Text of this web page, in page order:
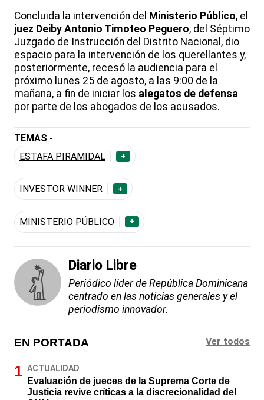
Concluida la intervención del Ministerio Público, el
juez Deiby Antonio Timoteo Peguero, del Séptimo
Juzgado de Instrucción del Distrito Nacional, dio
espacio para la intervención de los querellantes y,
posteriormente, recesó la audiencia para el
próximo lunes 25 de agosto, a las 9:00 de la
mañana, a fin de iniciar los alegatos de defensa
por parte de los abogados de los acusados.
TEMAS -
ESTAFA PIRAMIDAL
+
INVESTOR WINNER +
MINISTERIO PÚBLICO +
Diario Libre
Periódico líder de República Dominicana
centrado en las noticias generales y el
periodismo innovador.
EN PORTADA Ver todos
ACTUALIDAD
Evaluación de jueces de la Suprema Corte de
Justicia revive críticas a la discrecionalidad del